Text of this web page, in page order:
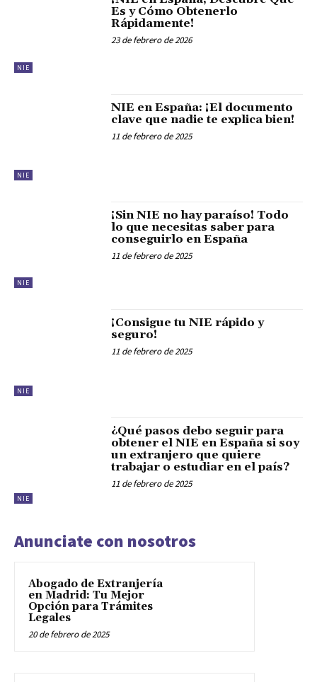
NIE
Es y Cómo Obtenerlo
Rápidamente!
23 de febrero de 2026
NIE
NIE en España: ¡El documento
clave que nadie te explica bien!
11 de febrero de 2025
NIE
¡Sin NIE no hay paraíso! Todo
lo que necesitas saber para
conseguirlo en España
11 de febrero de 2025
NIE
¡Consigue tu NIE rápido y
seguro!
11 de febrero de 2025
NIE
¿Qué pasos debo seguir para
obtener el NIE en España si soy
un extranjero que quiere
trabajar o estudiar en el país?
11 de febrero de 2025
Anunciate con nosotros
Abogado de Extranjería
en Madrid: Tu Mejor
Opción para Trámites
Legales
20 de febrero de 2025